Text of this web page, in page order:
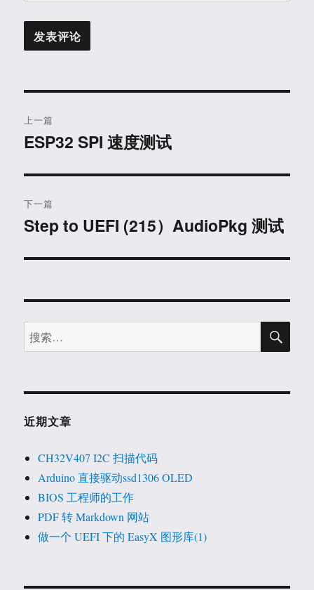
章
航
上一篇
上
文
章：
ESP32 SPI 速度测试
下一篇
下
文
Step to UEFI (215）AudioPkg 测试
搜
索：
搜
近期文章
CH32V407 I2C 扫描代码
Arduino 直接驱动ssd1306 OLED
BIOS 工程师的工作
PDF 转 Markdown 网站
做一个 UEFI 下的 EasyX 图形库(1)